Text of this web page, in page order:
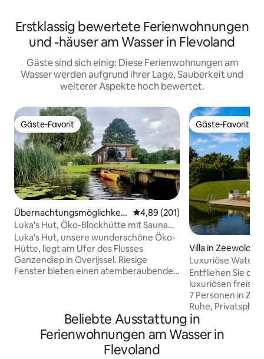
Erstklassig bewertete Ferienwohnungen
und -häuser am Wasser in Flevoland
Gäste sind sich einig: Diese Ferienwohnungen am
Wasser werden aufgrund ihrer Lage, Sauberkeit und
weiterer Aspekte hoch bewertet.
Gäste-Favorit
Gäste-Favorit
Übernachtungsmöglichkeit
in IJsselmuiden
Durchschnittliche Bewertung:
4,89 (201)
Luka's Hut, Öko-Blockhütte mit Sauna
am Fluss
Luka's Hut, unsere wunderschöne Öko-
Hütte, liegt am Ufer des Flusses
Ganzendiep in Overijssel. Riesige
Fenster bieten einen atemberaubenden
Fluss ist ruhig Wasser, also nimm eine
Sauna und schwimme, nimm das Kajak
haben eine Wärmepumpe für die
Gäste-Favorit
Gäste-Favorit
Villa in Zeewolde
Luxuriöse Water
Sauna und
Entfliehen Sie
luxuriösen
7 Personen in
Ruhe,
wunderschönen
Entspannen Sie
Wellnessbereich
Beliebte Ausstattung in
Ferienwohnungen am Wasser in
Flevoland